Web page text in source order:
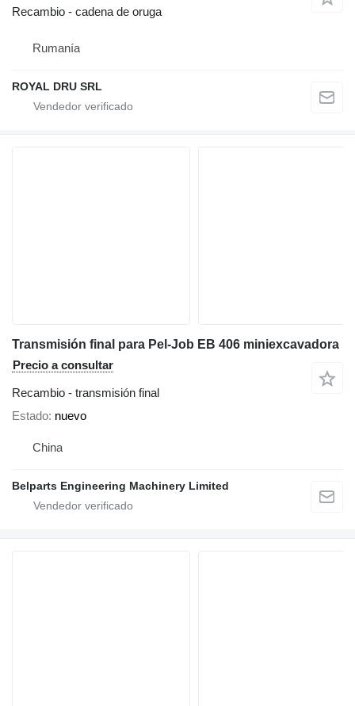
Recambio - cadena de oruga
Rumanía
ROYAL DRU SRL
Transmisión final para Pel-Job EB 406 miniexcavadora
Precio a consultar
Recambio - transmisión final
Estado nuevo
China
Belparts Engineering Machinery Limited